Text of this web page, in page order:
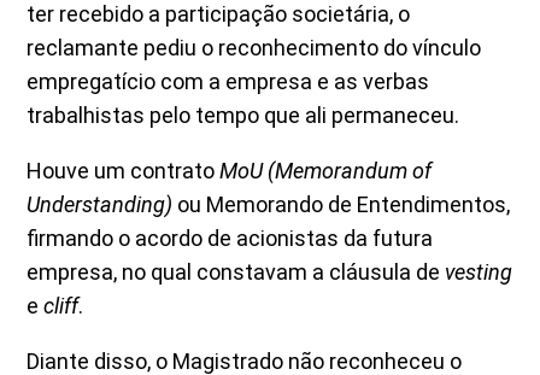
ter recebido a participação societária, o
reclamante pediu o reconhecimento do vínculo
empregatício com a empresa e as verbas
trabalhistas pelo tempo que ali permaneceu.
Houve um contratoMoU (Memorandum of
Understanding) ou Memorando de Entendimentos,
firmando o acordo de acionistas da futura
empresa, no qual constavam a cláusula de vesting
ecliff.
Diante disso, o Magistrado não reconheceu o